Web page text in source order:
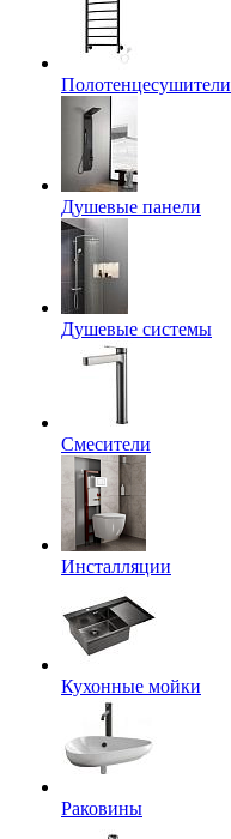
Полотенцесушители
Душевые панели
Душевые системы
Смесители
Инсталляции
Кухонные мойки
Раковины